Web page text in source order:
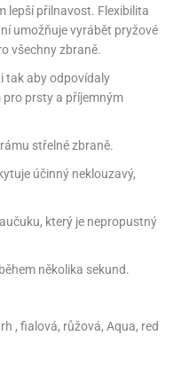
lepší přilnavost. Flexibilita
umožňuje vyrábět pryžové
všechny zbraně.
tak aby odpovídaly
prsty a příjemným
střelné zbraně.
účinný neklouzavý,
který je nepropustný
několika sekund.
, fialová, růžová, Aqua, red